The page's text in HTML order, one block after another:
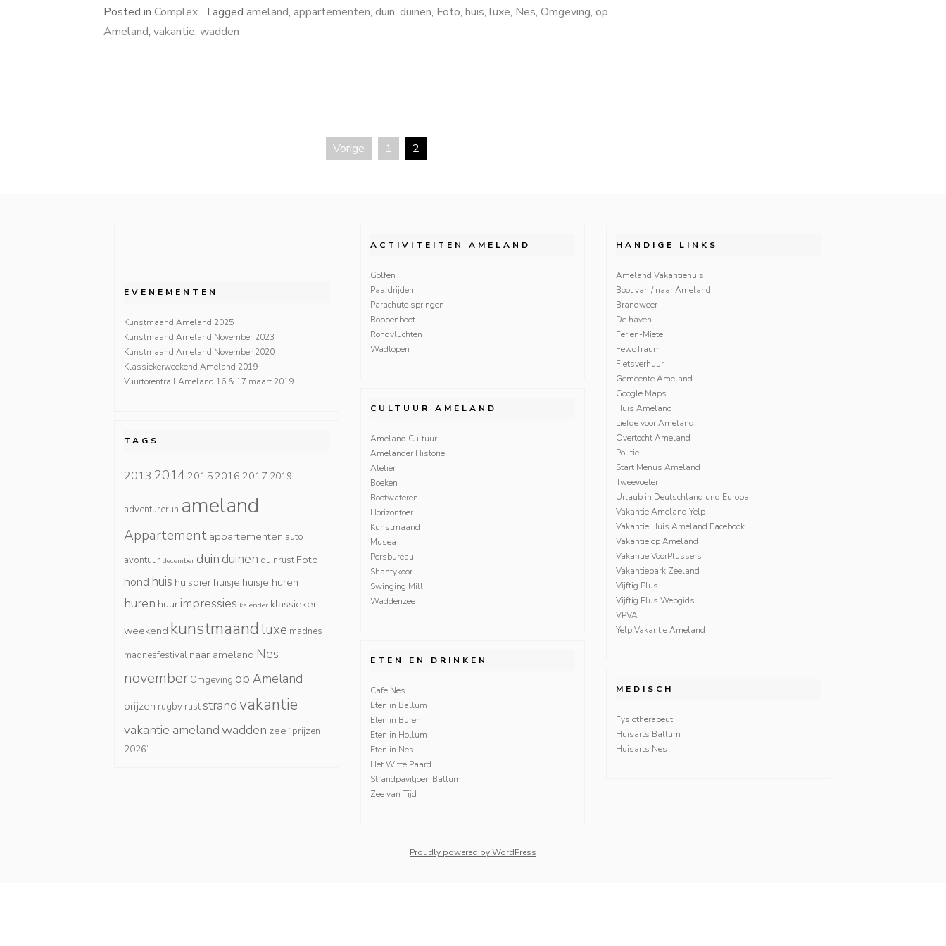
Posted in Complex Tagged ameland, appartementen, duin, duinen, Foto, huis, luxe, Nes, Omgeving, op
Ameland, vakantie, wadden
Vorige 1 2
EVENEMENTEN
Kunstmaand Ameland 2025
Kunstmaand Ameland November 2023
Kunstmaand Ameland November 2020
Klassiekerweekend Ameland 2019
Vuurtorentrail Ameland 16 & 17 maart 2019
TAGS
2013 2014 2015 2016 2017 2019
adventurerun ameland
Appartement appartementen auto
avontuur december duin duinen duinrust Foto
hond huis huisdier huisje huisje huren
huren huur impressies kalender klassieker
weekend kunstmaand luxe madnes
madnesfestival naar ameland Nes
november Omgeving op Ameland
prijzen rugby ruststrandvakantie
vakantie amelandwadden zee “prijzen
2026”
ACTIVITEITEN AMELAND
Golfen
Paardrijden
Parachute springen
Robbenboot
Rondvluchten
Wadlopen
CULTUUR AMELAND
Ameland Cultuur
Amelander Historie
Atelier
Boeken
Bootwateren
Horizontoer
Kunstmaand
Musea
Persbureau
Shantykoor
Swinging Mill
Waddenzee
ETEN EN DRINKEN
Cafe Nes
Eten in Ballum
Eten in Buren
Eten in Hollum
Eten in Nes
Het Witte Paard
Strandpaviljoen Ballum
Zee van Tijd
HANDIGE LINKS
Ameland Vakantiehuis
Boot van / naar Ameland
Brandweer
De haven
Ferien-Miete
FewoTraum
Fietsverhuur
Gemeente Ameland
Google Maps
Huis Ameland
Liefde voor Ameland
Overtocht Ameland
Politie
Start Menus Ameland
Tweevoeter
Urlaub in Deutschland und Europa
Vakantie Ameland Yelp
Vakantie Huis Ameland Facebook
Vakantie op Ameland
Vakantie VoorPlussers
Vakantiepark Zeeland
Vijftig Plus
Vijftig Plus Webgids
VPVA
Yelp Vakantie Ameland
MEDISCH
Fysiotherapeut
Huisarts Ballum
Huisarts Nes
Proudly powered by WordPress